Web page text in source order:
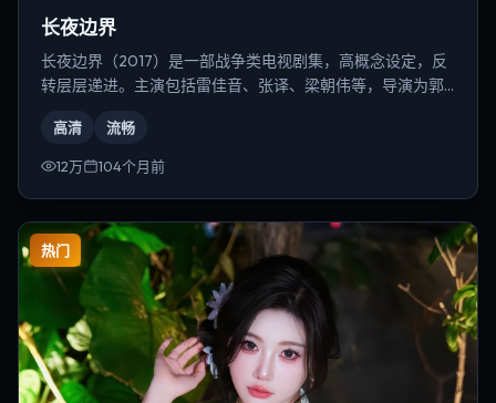
长夜边界
长夜边界（2017）是一部战争类电视剧集，高概念设定，反
转层层递进。主演包括雷佳音、张译、梁朝伟等，导演为郭
高清 流畅
12万 104个月前
热门